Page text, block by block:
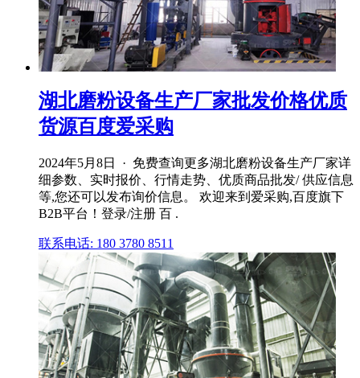
湖北磨粉设备生产厂家批发价格优质
货源百度爱采购
2024年5月8日 · 免费查询更多湖北磨粉设备生产厂家详
细参数、实时报价、行情走势、优质商品批发/ 供应信息
等,您还可以发布询价信息。 欢迎来到爱采购,百度旗下
B2B平台！登录/注册 百 .
联系电话: 180 3780 8511